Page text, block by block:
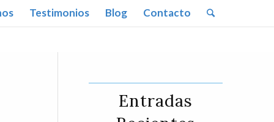
Testimonios Blog Contacto
Entradas